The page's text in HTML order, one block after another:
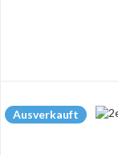
Ausverkauft